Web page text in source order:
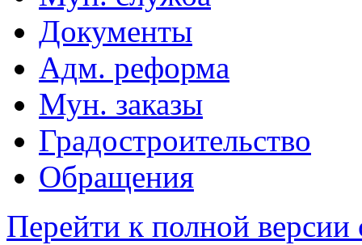
Документы
Адм. реформа
Мун. заказы
Градостроительство
Обращения
Перейти к полной версии